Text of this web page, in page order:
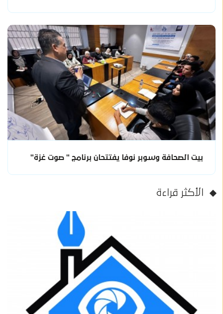
بيت الصحافة وسوبر نوفا يفتتحان برنامج " صوت غزة"
الأكثر قراءة